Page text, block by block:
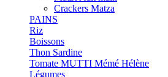
Crackers Matza
PAINS
Riz
Boissons
Thon Sardine
Tomate MUTTI Mémé Hélène
Légumes